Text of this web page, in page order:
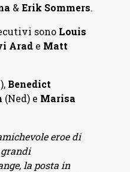
& Erik Sommers.
sono Louis
Arade Matt
Benedict
(Ned) e Marisa
eroe di
la posta in